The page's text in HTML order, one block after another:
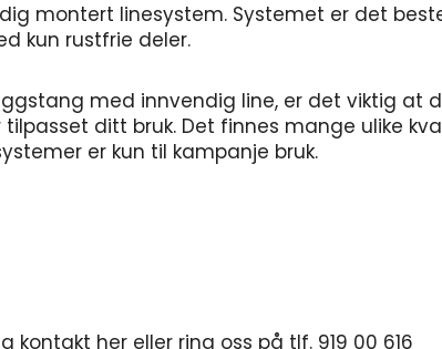
montert linesystem. Systemet er det
kun rustfrie deler.
med innvendig line, er det viktig at
tilpasset ditt bruk. Det finnes mange ulike
er kun til kampanje bruk.
her eller ring oss på tlf. 919 00 616